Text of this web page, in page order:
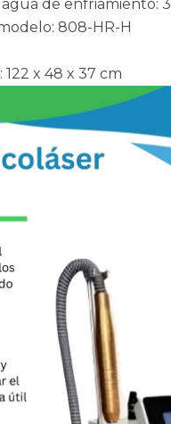
de enfriamiento:
808-HR-H
122 x 48 x 37 cm